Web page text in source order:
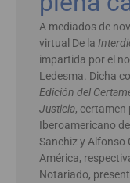
A mediados de
virtual De la
impartida por el
Ledesma. Dicha
Edición del
Justicia,
Iberoamericano
Sanchiz y Alfonso
América,
Notariado,